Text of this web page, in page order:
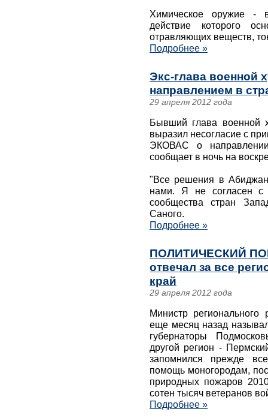
Химическое оружие -
действие которого
отравляющих веществ,
Подробнее »
Экс-глава военной
направлением в
29 апреля 2012 года
Бывший глава военной
выразил несогласие с
ЭКОВАС о направлении
сообщает в ночь на
"Все решения в
нами. Я не согласен с
сообщества стран
Саного.
Подробнее »
ПОЛИТИЧЕСКИЙ
отвечал за все
край
29 апреля 2012 года
Министр регионального
еще месяц назад
губернаторы
другой регион -
запомнился прежде
помощь моногородам,
природных пожаров
сотен тысяч ветеранов
Подробнее »